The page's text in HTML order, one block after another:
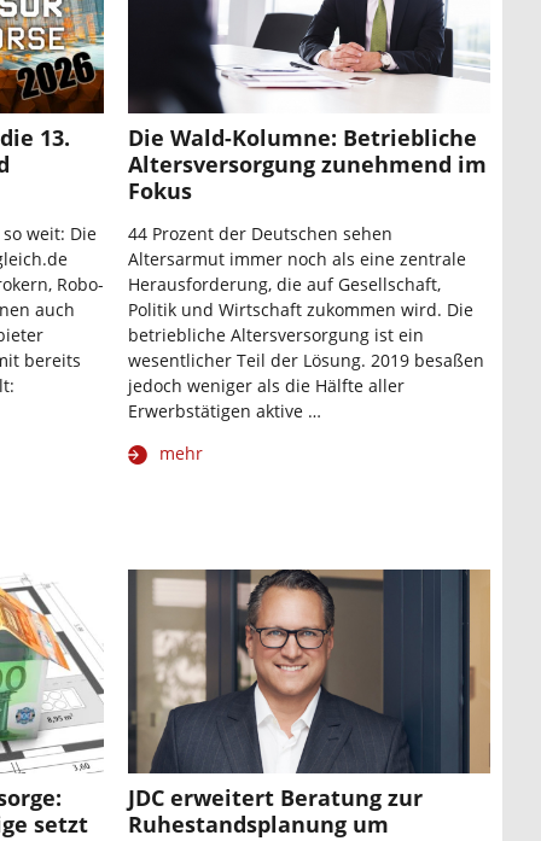
13.
weit: Die
Robo-
auch
bereits
Die Wald-Kolumne: Betriebliche
Altersversorgung zunehmend im
Fokus
44 Prozent der Deutschen sehen
Altersarmut immer noch als eine zentrale
Herausforderung, die auf Gesellschaft,
Politik und Wirtschaft zukommen wird. Die
betriebliche Altersversorgung ist ein
wesentlicher Teil der Lösung. 2019 besaßen
jedoch weniger als die Hälfte aller
Erwerbstätigen aktive …
mehr
setzt
JDC erweitert Beratung zur
Ruhestandsplanung um